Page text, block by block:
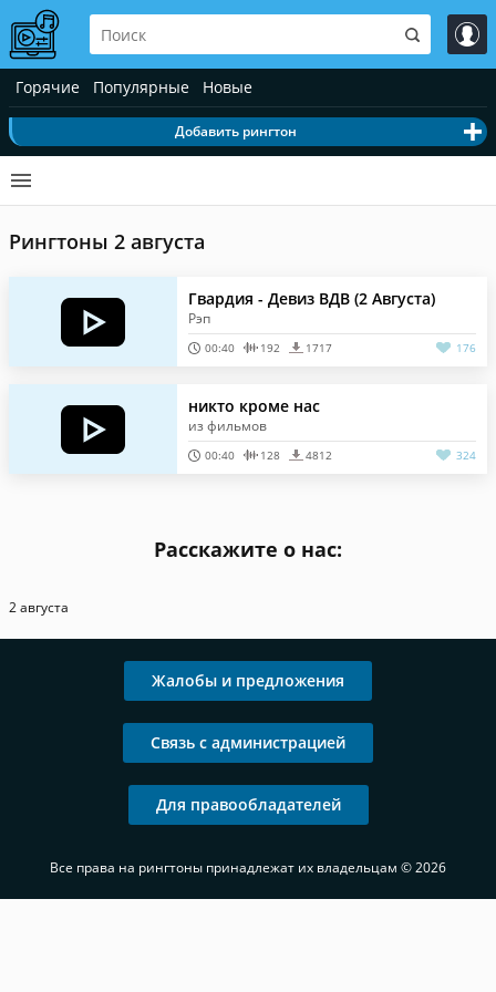
Горячие Популярные Новые
Добавить рингтон
Рингтоны 2 августа
Гвардия - Девиз ВДВ (2 Августа)
Рэп
00:40 192 1717 176
никто кроме нас
из фильмов
00:40 128 4812 324
Расскажите о нас:
2 августа
Жалобы и предложения
Связь с администрацией
Для правообладателей
Все права на рингтоны принадлежат их владельцам © 2026